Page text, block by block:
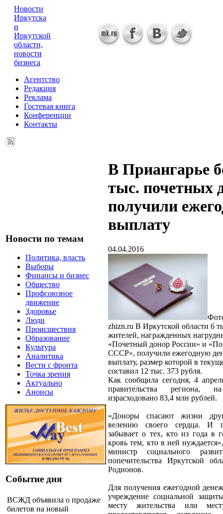
Новости
Иркутска
и
Иркутской
области,
новости
бизнеса
Агентство
Редакция
Реклама
Гостевая книга
Конференции
Контакты
Новости по темам
Политика, власть
Выборы
Финансы и бизнес
Общество
Профсоюзное
движение
Здоровье
Люди
Происшествия
Образование
Культура
Аналитика
Вести с фронта
Точка зрения
Актуально
Анонсы
Событие дня
ВСЖД объявила о продаже
билетов на новый
В Приангарье
тыс. почетных
получили
выплату
04.04.2016
zhizn.ru В Иркутской области 6
жителей, награжденных
«Почетный донор России» и
СССР», получили ежегодную
выплату, размер которой в
составил 12 тыс. 373 рубля.
Как сообщила сегодня, 4
правительства
израсходовано 83,4 млн рублей.
«Доноры спасают жизни
велению своего сердца. И
забывает о тех, кто из года в
кровь тем, кто в ней
министр социального
попечительства Иркутской
Родионов.
Для получения ежегодной
учреждение социальной
месту жительства или